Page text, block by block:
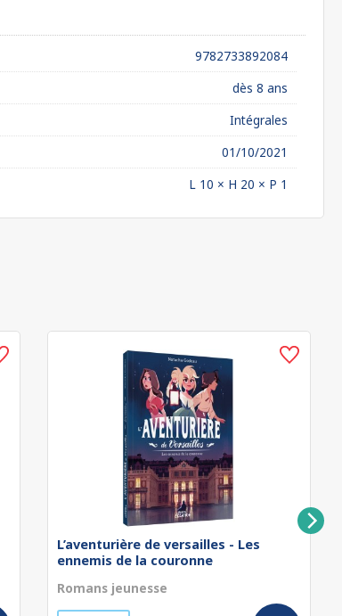
9782733892084
dès 8 ans
Intégrales
01/10/2021
L 10 × H 20 × P 1
L’aventurière de versailles - Les
ennemis de la couronne
Romans jeunesse